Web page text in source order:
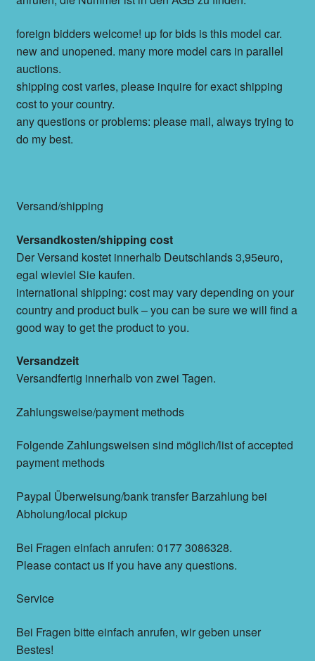
foreign bidders welcome! up for bids is this model car.
new and unopened. many more model cars in parallel
auctions.
shipping cost varies, please inquire for exact shipping
cost to your country.
any questions or problems: please mail, always trying to
do my best.
Versand/shipping
Versandkosten/shipping cost
Der Versand kostet innerhalb Deutschlands 3,95euro,
egal wieviel Sie kaufen.
international shipping: cost may vary depending on your
country and product bulk – you can be sure we will find a
good way to get the product to you.
Versandzeit
Versandfertig innerhalb von zwei Tagen.
Zahlungsweise/payment methods
Folgende Zahlungsweisen sind möglich/list of accepted
payment methods
Paypal Überweisung/bank transfer Barzahlung bei
Abholung/local pickup
Bei Fragen einfach anrufen: 0177 3086328.
Please contact us if you have any questions.
Service
Bei Fragen bitte einfach anrufen, wir geben unser
Bestes!